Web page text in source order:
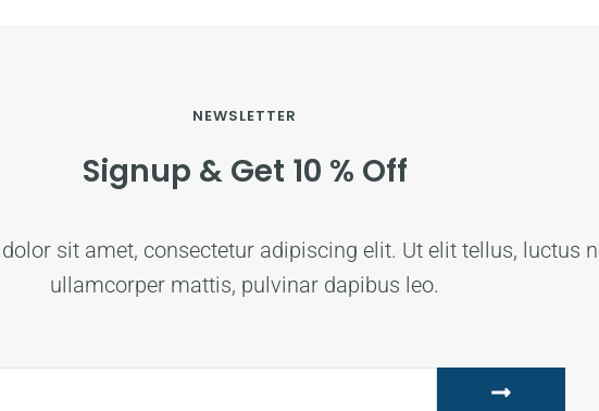
NEWSLETTER
Signup & Get 10 % Off
sit amet, consectetur adipiscing elit. Ut elit tellus, luctus
ullamcorper mattis, pulvinar dapibus leo.